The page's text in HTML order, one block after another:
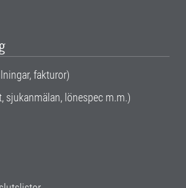
fakturor)
sjukanmälan, lönespec m.m.)